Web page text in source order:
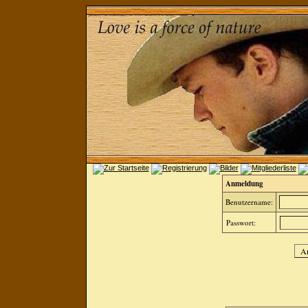
Anmeldung
Benutzername:
Passwort: